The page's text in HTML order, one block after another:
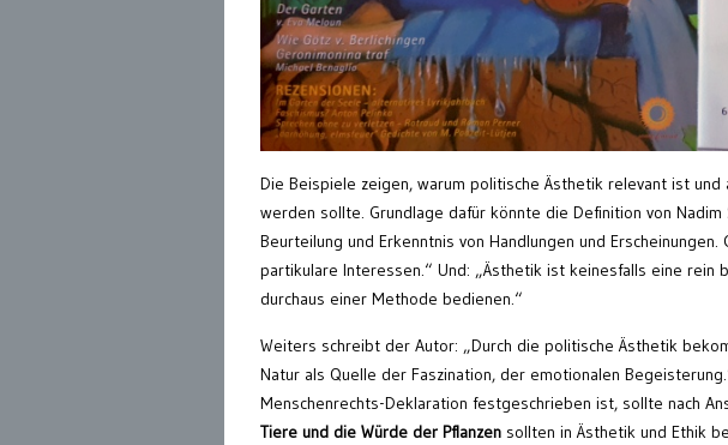
Die Beispiele zeigen, warum politische Ästhetik relevant ist
werden sollte. Grundlage dafür könnte die Definition von
Beurteilung und Erkenntnis von Handlungen und
partikulare Interessen.“ Und: „Ästhetik ist keinesfalls eine rein
durchaus einer Methode bedienen.“
Weiters schreibt der Autor: „Durch die politische Ästhetik
Natur als Quelle der Faszination, der emotionalen
Menschenrechts-Deklaration festgeschrieben ist, sollte nach
Tiere und die Würde der Pflanzen sollten in Ästhetik und Ethik